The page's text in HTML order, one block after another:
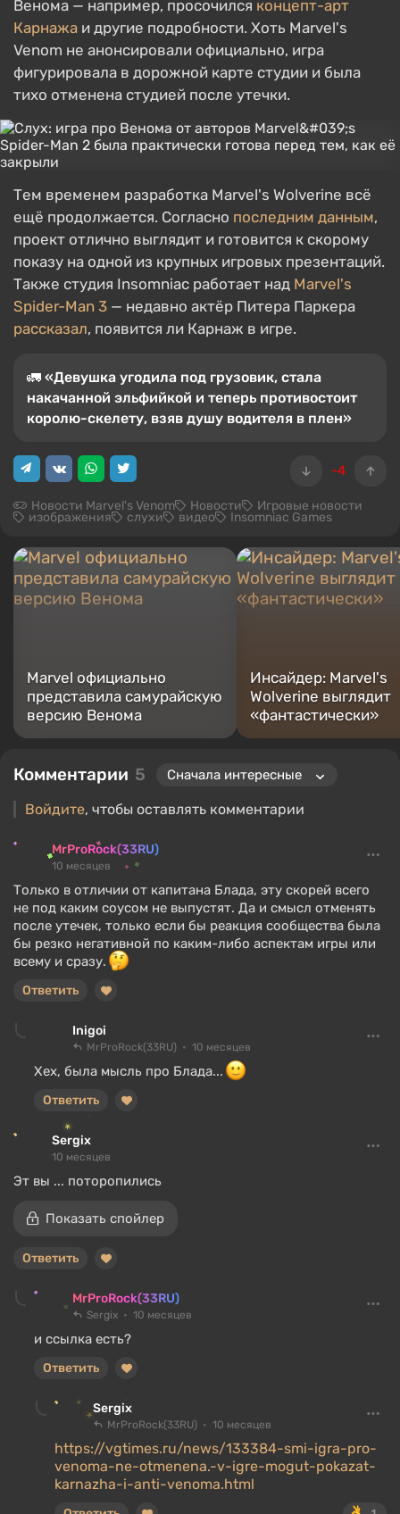
Венома — например, просочился концепт-арт
Карнажа и другие подробности. Хоть Marvel's
Venom не анонсировали официально, игра
фигурировала в дорожной карте студии и была
тихо отменена студией после утечки.
Тем временем разработка Marvel's Wolverine всё
ещё продолжается. Согласно последним данным,
проект отлично выглядит и готовится к скорому
показу на одной из крупных игровых презентаций.
Также студия Insomniac работает над Marvel's
Spider-Man 3 — недавно актёр Питера Паркера
рассказал, появится ли Карнаж в игре.
🚛 «Девушка угодила под грузовик, стала
накачанной эльфийкой и теперь противостоит
королю-скелету, взяв душу водителя в плен»
-4
Новости Marvel's Venom Новости Игровые новости
изображения слухи видео Insomniac Games
Marvel официально
представила самурайскую
версию Венома
Инсайдер: Marvel's
Wolverine выглядит
«фантастически»
Комментарии 5
Войдите, чтобы оставлять комментарии
MrProRock(33RU)
10 месяцев
Только в отличии от капитана Блада, эту скорей всего
не под каким соусом не выпустят. Да и смысл отменять
после утечек, только если бы реакция сообщества была
бы резко негативной по каким-либо аспектам игры или
всему и сразу.
Ответить
Inigoi
MrProRock(33RU) 10 месяцев
Хех, была мысль про Блада...
Ответить
Sergix
10 месяцев
Эт вы ... поторопились
Показать спойлер
Ответить
MrProRock(33RU)
Sergix 10 месяцев
и ссылка есть?
Ответить
Sergix
MrProRock(33RU) 10 месяцев
https://vgtimes.ru/news/133384-smi-igra-pro-
venoma-ne-otmenena.-v-igre-mogut-pokazat-
karnazha-i-anti-venoma.html